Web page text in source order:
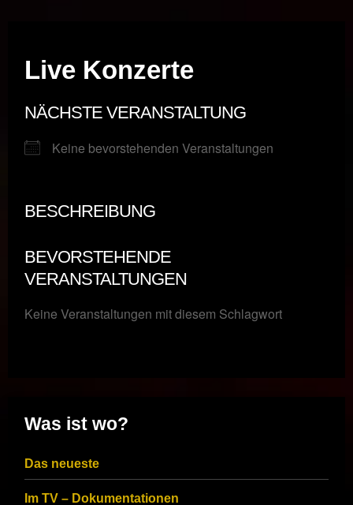
Live Konzerte
NÄCHSTE VERANSTALTUNG
Keine bevorstehenden Veranstaltungen
BESCHREIBUNG
BEVORSTEHENDE
VERANSTALTUNGEN
Keine Veranstaltungen mit diesem Schlagwort
Was ist wo?
Das neueste
Im TV – Dokumentationen